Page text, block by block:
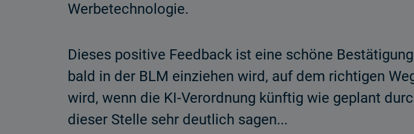
Werbetechnologie.
Dieses positive Feedback ist eine schöne
bald in der BLM einziehen wird, auf dem richtigen
wird, wenn die KI-Verordnung künftig wie geplant
dieser Stelle sehr deutlich sagen...